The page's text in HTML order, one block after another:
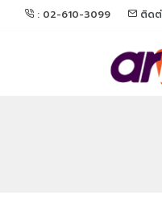
: 02-610-3099 ติด